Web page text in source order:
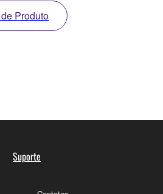
Produto
Suporte